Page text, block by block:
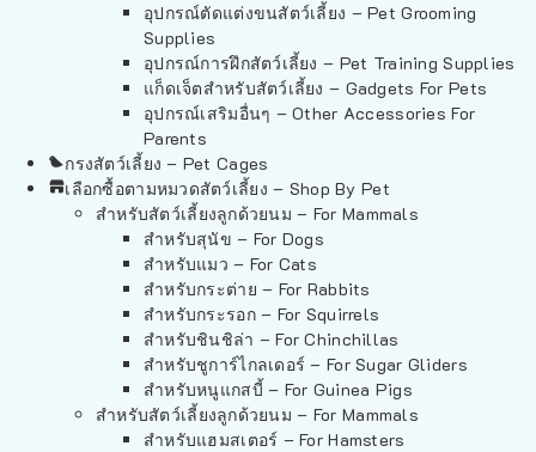
อุปกรณ์ตัดแต่งขนสัตว์เลี้ยง – Pet Grooming
Supplies
อุปกรณ์การฝึกสัตว์เลี้ยง – Pet Training Supplies
แก็ดเจ็ตสำหรับสัตว์เลี้ยง – Gadgets For Pets
อุปกรณ์เสริมอื่นๆ – Other Accessories For
Parents
กรงสัตว์เลี้ยง – Pet Cages
เลือกซื้อตามหมวดสัตว์เลี้ยง – Shop By Pet
สำหรับสัตว์เลี้ยงลูกด้วยนม – For Mammals
สำหรับสุนัข – For Dogs
สำหรับแมว – For Cats
สำหรับกระต่าย – For Rabbits
สำหรับกระรอก – For Squirrels
สำหรับชินชิล่า – For Chinchillas
สำหรับชูการ์ไกลเดอร์ – For Sugar Gliders
สำหรับหนูแกสบี้ – For Guinea Pigs
สำหรับสัตว์เลี้ยงลูกด้วยนม – For Mammals
สำหรับแฮมสเตอร์ – For Hamsters